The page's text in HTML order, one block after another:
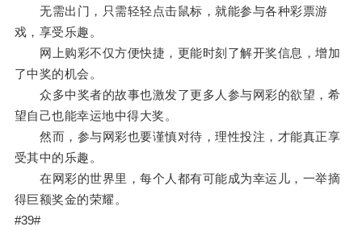
无需出门，只需轻轻点击鼠标，就能参与各种彩票游
戏，享受乐趣。
网上购彩不仅方便快捷，更能时刻了解开奖信息，增加
了中奖的机会。
众多中奖者的故事也激发了更多人参与网彩的欲望，希
望自己也能幸运地中得大奖。
然而，参与网彩也要谨慎对待，理性投注，才能真正享
受其中的乐趣。
在网彩的世界里，每个人都有可能成为幸运儿，一举摘
得巨额奖金的荣耀。
#39#